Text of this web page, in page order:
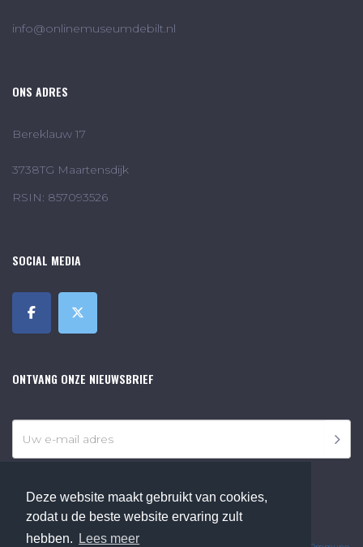
Deze website maakt gebruikt van cookies,
zodat u de beste website ervaring zult
hebben.
Lees meer
info@onlinemuseumdebilt.nl
ONS ADRES
Bereklauw 17
3738TG Maartensdijk
RSIN: 857093526
SOCIAL MEDIA
ONTVANG ONZE NIEUWSBRIEF
©2018 Online Museum de Bilt. Alle rechten voorbehouden.